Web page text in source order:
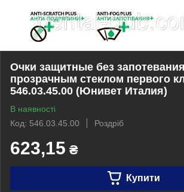
Очки защитные без
прозрачным стеклом первого
546.03.45.00 (Юнивет Италия)
В наявності
Код: 546.03.45.00
Роздріб
623,15 ₴
Купити